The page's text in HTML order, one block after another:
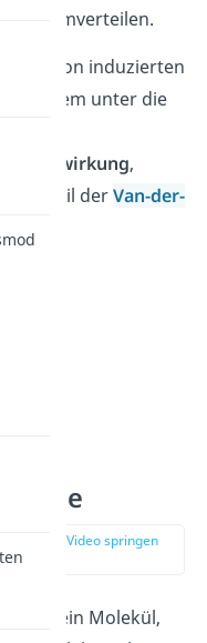
umverteilen.
von induzierten
vor allem unter die
,
derVan-der-
Stelle im Video springen
ist ein Molekül,